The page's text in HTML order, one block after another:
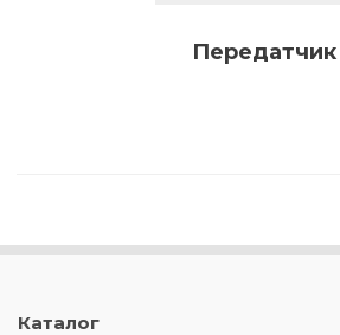
Передатчик
Каталог